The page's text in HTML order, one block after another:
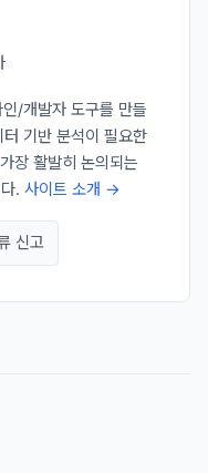
/개발자 도구를 만들
기반 분석이 필요한
장 활발히 논의되는
. 사이트 소개 →
신고